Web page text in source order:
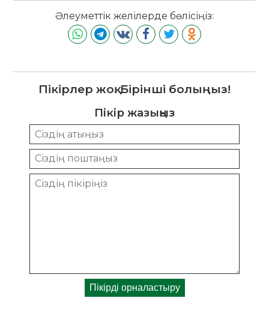
Әлеуметтік желілерде бөлісіңіз:
Пікірлер жоқ. Бірінші болыңыз!
Пікір жазыңыз